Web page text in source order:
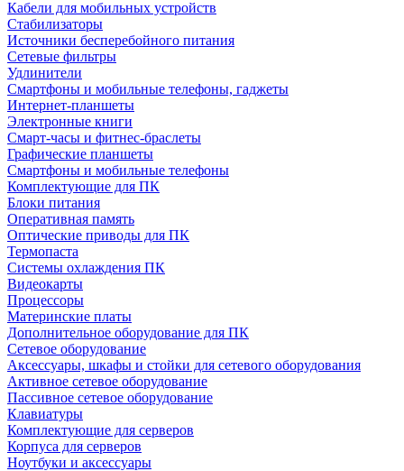
Кабели для мобильных устройств
Стабилизаторы
Источники бесперебойного питания
Сетевые фильтры
Удлинители
Смартфоны и мобильные телефоны, гаджеты
Интернет-планшеты
Электронные книги
Смарт-часы и фитнес-браслеты
Графические планшеты
Смартфоны и мобильные телефоны
Комплектующие для ПК
Блоки питания
Оперативная память
Оптические приводы для ПК
Термопаста
Системы охлаждения ПК
Видеокарты
Процессоры
Материнские платы
Дополнительное оборудование для ПК
Сетевое оборудование
Аксессуары, шкафы и стойки для сетевого оборудования
Активное сетевое оборудование
Пассивное сетевое оборудование
Клавиатуры
Комплектующие для серверов
Корпуса для серверов
Ноутбуки и аксессуары